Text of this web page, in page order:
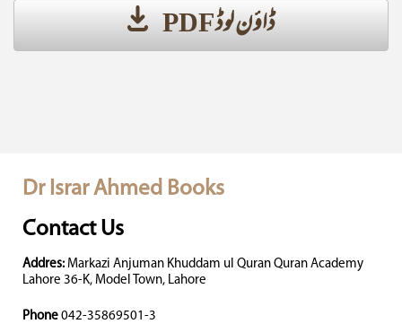
ڈاؤن لوڈ PDF
Dr Israr Ahmed Books
Contact Us
Addres: Markazi Anjuman Khuddam ul Quran Quran Academy
Lahore 36-K, Model Town, Lahore
Phone 042-35869501-3